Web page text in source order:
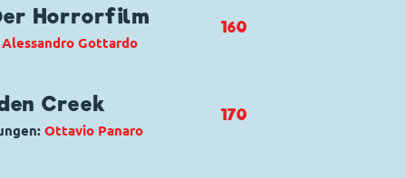
Khilodhormo
Horrorfilm
Alessandro Gottardo
Micky Maus, Minnie Maus
160
Creek
Ottavio Panaro
170